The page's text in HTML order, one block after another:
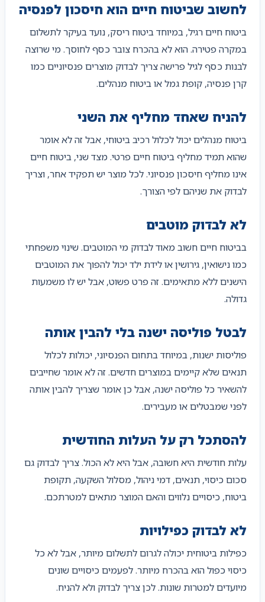
לחשוב שביטוח חיים הוא חיסכון לפנסיה
ביטוח חיים רגיל, במיוחד ביטוח ריסק, נועד בעיקר לתשלום
במקרה פטירה. הוא לא בהכרח צובר כסף לחוסך. מי שרוצה
לבנות כסף לגיל פרישה צריך לבדוק מוצרים פנסיוניים כמו
קרן פנסיה, קופת גמל או ביטוח מנהלים.
להניח שאחד מחליף את השני
ביטוח מנהלים יכול לכלול רכיב ביטוחי, אבל זה לא אומר
שהוא תמיד מחליף ביטוח חיים פרטי. מצד שני, ביטוח חיים
אינו מחליף חיסכון פנסיוני. לכל מוצר יש תפקיד אחר, וצריך
לבדוק את שניהם לפי הצורך.
לא לבדוק מוטבים
בביטוח חיים חשוב מאוד לבדוק מי המוטבים. שינוי משפחתי
כמו נישואין, גירושין או לידת ילד יכול להפוך את המוטבים
הישנים ללא מתאימים. זה פרט פשוט, אבל יש לו משמעות
גדולה.
לבטל פוליסה ישנה בלי להבין אותה
פוליסות ישנות, במיוחד בתחום הפנסיוני, יכולות לכלול
תנאים שלא קיימים במוצרים חדשים. זה לא אומר שחייבים
להשאיר כל פוליסה ישנה, אבל כן אומר שצריך להבין אותה
לפני שמבטלים או מעבירים.
להסתכל רק על העלות החודשית
עלות חודשית היא חשובה, אבל היא לא הכול. צריך לבדוק גם
סכום כיסוי, תנאים, דמי ניהול, מסלול השקעה, תקופת
ביטוח, כיסויים נלווים והאם המוצר מתאים למטרתכם.
לא לבדוק כפילויות
כפילות ביטוחית יכולה לגרום לתשלום מיותר, אבל לא כל
כיסוי כפול הוא בהכרח מיותר. לפעמים כיסויים שונים
מיועדים למטרות שונות. לכן צריך לבדוק ולא להניח.